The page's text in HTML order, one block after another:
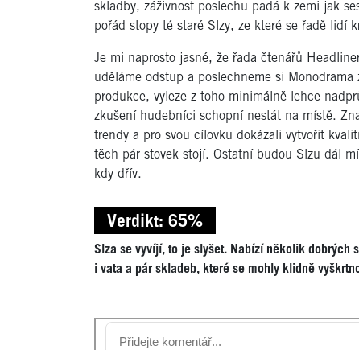
skladby, záživnost poslechu padá k zemi jak
pořád stopy té staré Slzy, ze které se řadě lidí
Je mi naprosto jasné, že řada čtenářů
uděláme odstup a poslechneme si
produkce, vyleze z toho minimálně lehce
zkušení hudebníci schopní nestát na místě.
trendy a pro svou cílovku dokázali vytvořit
těch pár stovek stojí. Ostatní budou Slzu dál
kdy dřív.
Verdikt: 65%
Slza se vyvíjí, to je slyšet. Nabízí několik dobrých
i vata a pár skladeb, které se mohly klidně